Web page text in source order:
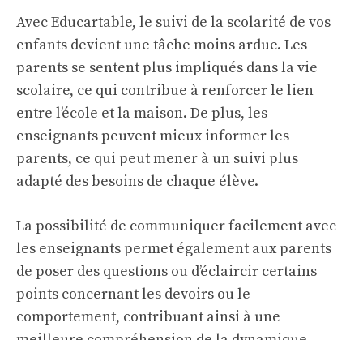
Avec Educartable, le suivi de la scolarité de vos
enfants devient une tâche moins ardue. Les
parents se sentent plus impliqués dans la vie
scolaire, ce qui contribue à renforcer le lien
entre l’école et la maison. De plus, les
enseignants peuvent mieux informer les
parents, ce qui peut mener à un suivi plus
adapté des besoins de chaque élève.
La possibilité de communiquer facilement avec
les enseignants permet également aux parents
de poser des questions ou d’éclaircir certains
points concernant les devoirs ou le
comportement, contribuant ainsi à une